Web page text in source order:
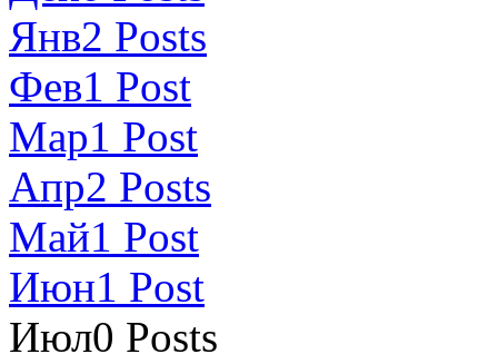
Янв2 Posts
Фев1 Post
Мар1 Post
Апр2 Posts
Май1 Post
Июн1 Post
Июл0 Posts